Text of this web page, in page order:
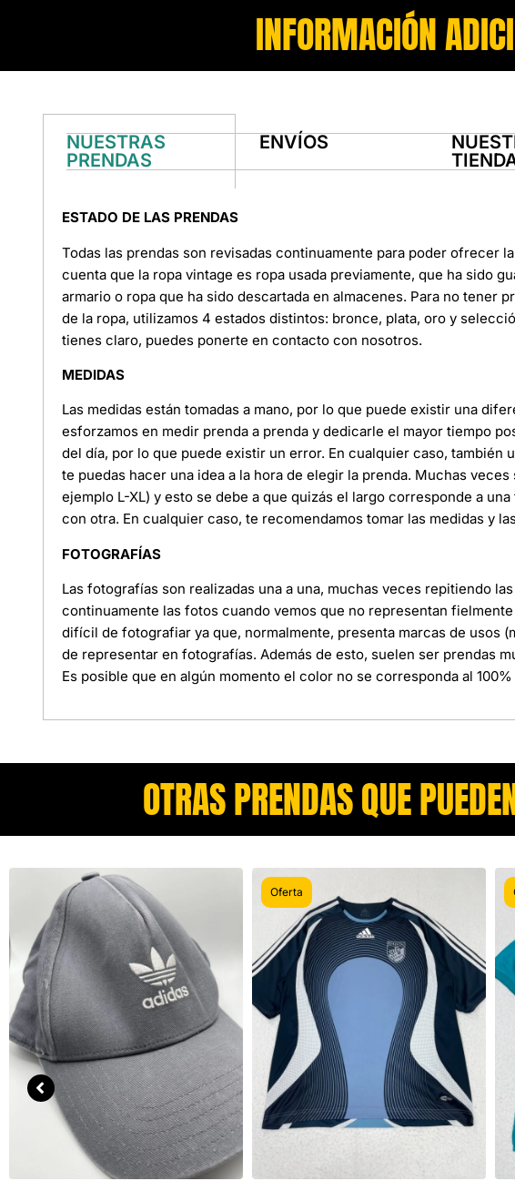
INFORMACIÓN
NUESTRAS
PRENDAS
ENVÍOS
ESTADO DE LAS PRENDAS
Todas las prendas son revisadas continuamente para poder ofrecer
cuenta que la ropa vintage es ropa usada previamente, que ha sido
armario o ropa que ha sido descartada en almacenes. Para no tener
de la ropa, utilizamos 4 estados distintos: bronce, plata, oro y
tienes claro, puedes ponerte en contacto con nosotros.
MEDIDAS
Las medidas están tomadas a mano, por lo que puede existir una
esforzamos en medir prenda a prenda y dedicarle el mayor tiempo
del día, por lo que puede existir un error. En cualquier caso, también
te puedas hacer una idea a la hora de elegir la prenda. Muchas
ejemplo L-XL) y esto se debe a que quizás el largo corresponde a
con otra. En cualquier caso, te recomendamos tomar las medidas y
FOTOGRAFÍAS
Las fotografías son realizadas una a una, muchas veces repitiendo
continuamente las fotos cuando vemos que no representan
difícil de fotografiar ya que, normalmente, presenta marcas de usos
de representar en fotografías. Además de esto, suelen ser prendas
Es posible que en algún momento el color no se corresponda al
OTRAS PRENDAS QUE
Oferta